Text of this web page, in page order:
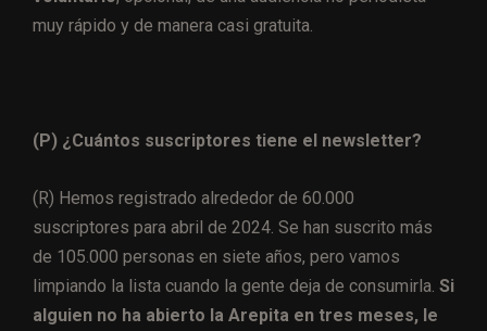
muy rápido y de manera casi gratuita.
(P) ¿Cuántos suscriptores tiene el newsletter?
(R) Hemos registrado alrededor de 60.000
suscriptores para abril de 2024. Se han suscrito más
de 105.000 personas en siete años, pero vamos
limpiando la lista cuando la gente deja de consumirla. Si
alguien no ha abierto la Arepita en tres meses, le